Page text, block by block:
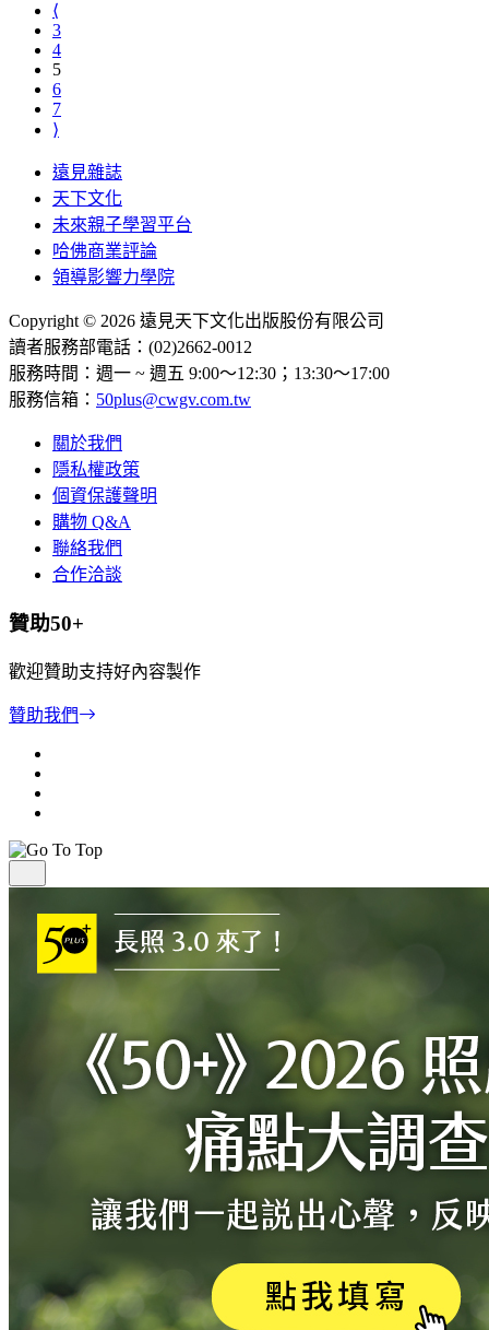
⟨
3
4
5
6
7
⟩
遠見雜誌
天下文化
未來親子學習平台
哈佛商業評論
領導影響力學院
Copyright © 2026 遠見天下文化出版股份有限公司
讀者服務部電話：(02)2662-0012
服務時間：週一 ~ 週五 9:00～12:30；13:30～17:00
服務信箱： 50plus@cwgv.com.tw
關於我們
隱私權政策
個資保護聲明
購物 Q&A
聯絡我們
合作洽談
贊助50+
歡迎贊助支持好內容製作
贊助我們